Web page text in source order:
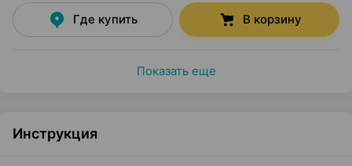
Где купить В корзину
Показать еще
Инструкция